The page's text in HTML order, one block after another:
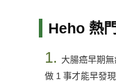
Heho 熱
1. 大腸癌早期
做 1 事才能早發